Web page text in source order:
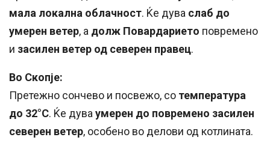
мала локална облачност. Ќе дува слаб до
умерен ветер, а долж Повардарието повремено
и засилен ветер од северен правец.
Во Скопје:
Претежно сончево и посвежо, со температура
до 32°C. Ќе дува умерен до повремено засилен
северен ветер, особено во делови од котлината.